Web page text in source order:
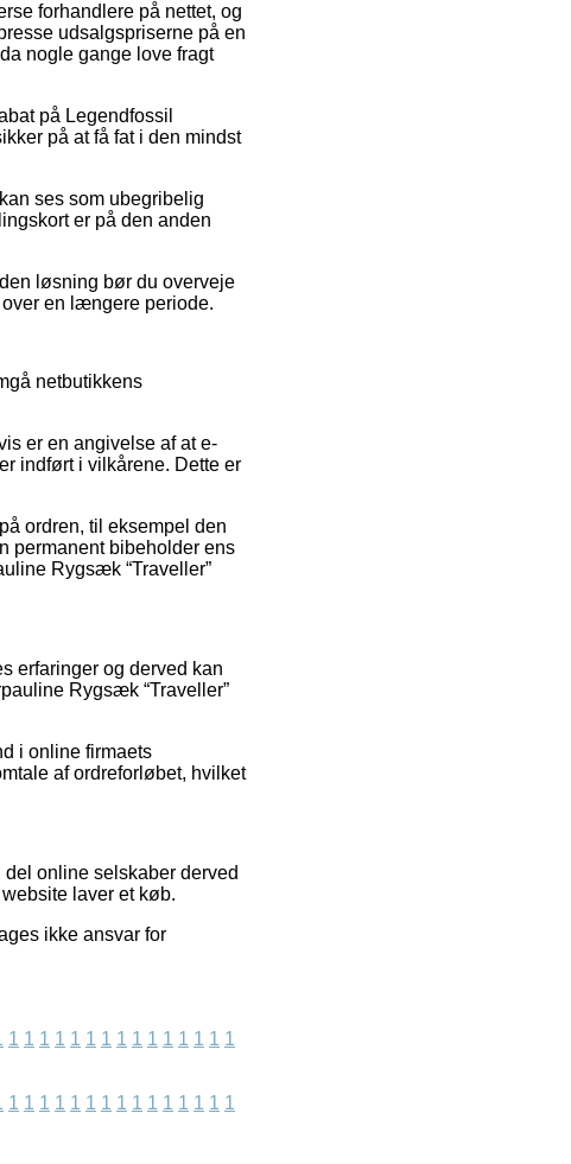
forhandlere på nettet, og
udsalgspriserne på en
nogle gange love fragt
på Legendfossil
på at få fat i den mindst
ses som ubegribelig
er på den anden
løsning bør du overveje
en længere periode.
netbutikkens
er en angivelse af at e-
indført i vilkårene. Dette er
ordren, til eksempel den
permanent bibeholder ens
Rygsæk “Traveller”
erfaringer og derved kan
Rygsæk “Traveller”
i online firmaets
af ordreforløbet, hvilket
online selskaber derved
laver et køb.
ikke ansvar for
1 1 1 1 1 1 1 1 1 1 1 1 1 1 1
1 1 1 1 1 1 1 1 1 1 1 1 1 1 1